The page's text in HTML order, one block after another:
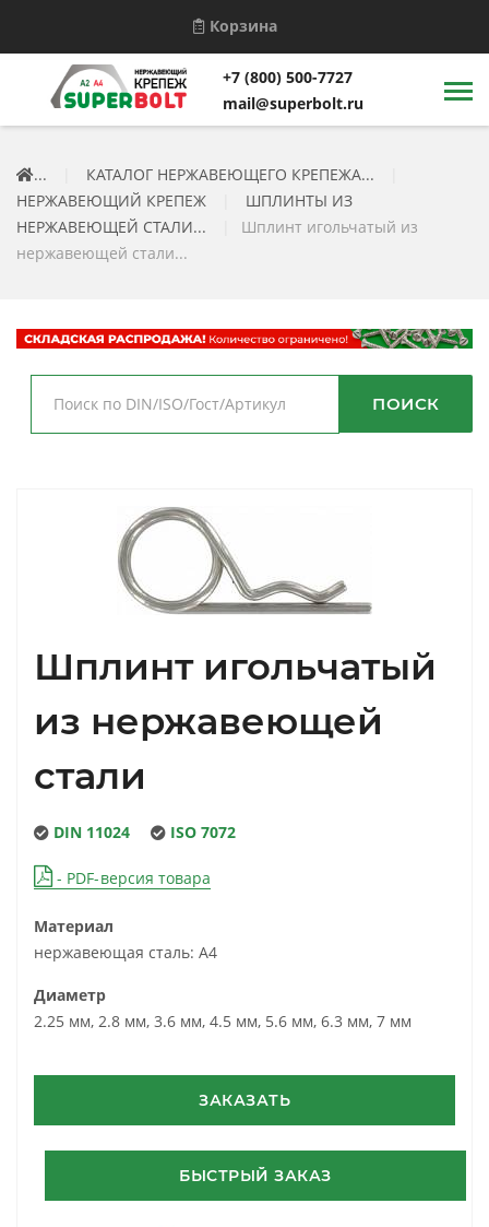
Корзина
+7 (800) 500-7727
mail@superbolt.ru
... КАТАЛОГ НЕРЖАВЕЮЩЕГО КРЕПЕЖА...
НЕРЖАВЕЮЩИЙ КРЕПЕЖ
ШПЛИНТЫ ИЗ
НЕРЖАВЕЮЩЕЙ СТАЛИ...
Шплинт игольчатый из
нержавеющей стали...
ПОИСК
Шплинт игольчатый
из нержавеющей
стали
DIN 11024 ISO 7072
- PDF-версия товара
Материал
нержавеющая сталь: А4
Диаметр
2.25 мм, 2.8 мм, 3.6 мм, 4.5 мм, 5.6 мм, 6.3 мм, 7 мм
ЗАКАЗАТЬ
БЫСТРЫЙ ЗАКАЗ